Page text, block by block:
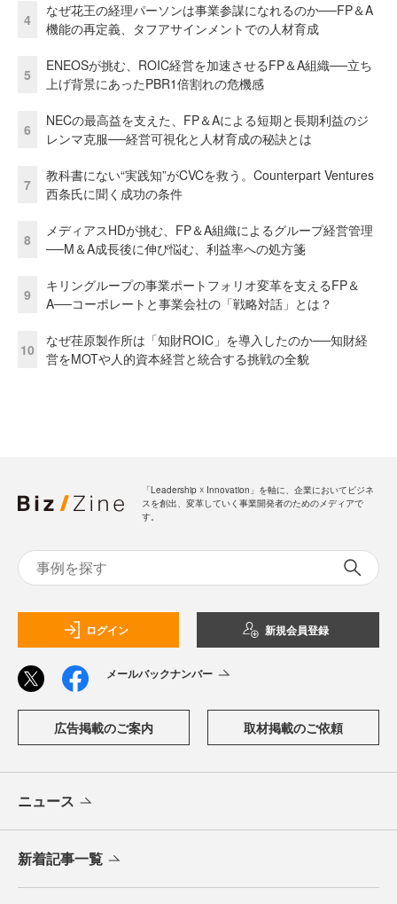
4
なぜ花王の経理パーソンは事業参謀になれるのか──FP＆A
機能の再定義、タフアサインメントでの人材育成
5
ENEOSが挑む、ROIC経営を加速させるFP＆A組織──立ち
上げ背景にあったPBR1倍割れの危機感
6
NECの最高益を支えた、FP＆Aによる短期と長期利益のジ
レンマ克服──経営可視化と人材育成の秘訣とは
7
教科書にない“実践知”がCVCを救う。Counterpart Ventures
西条氏に聞く成功の条件
8
メディアスHDが挑む、FP＆A組織によるグループ経営管理
──M＆A成長後に伸び悩む、利益率への処方箋
9
キリングループの事業ポートフォリオ変革を支えるFP＆
A──コーポレートと事業会社の「戦略対話」とは？
10
なぜ荏原製作所は「知財ROIC」を導入したのか──知財経
営をMOTや人的資本経営と統合する挑戦の全貌
「Leadership ☓ Innovation」を軸に、企業においてビジネ
スを創出、変革していく事業開発者のためのメディアで
す。
ログイン 新規会員登録
メールバックナンバー
広告掲載のご案内 取材掲載のご依頼
ニュース
新着記事一覧